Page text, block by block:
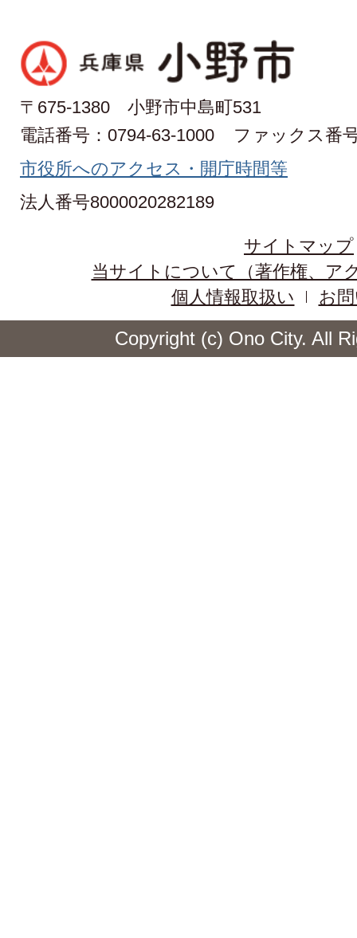
〒675-1380 小野市中島町531
電話番号：0794-63-1000
ファックス番
市役所へのアクセス・開庁時間等
法人番号8000020282189
サイトマップ
当サイトについて（著作権、ア
個人情報取扱い
お
Copyright (c) Ono City. All